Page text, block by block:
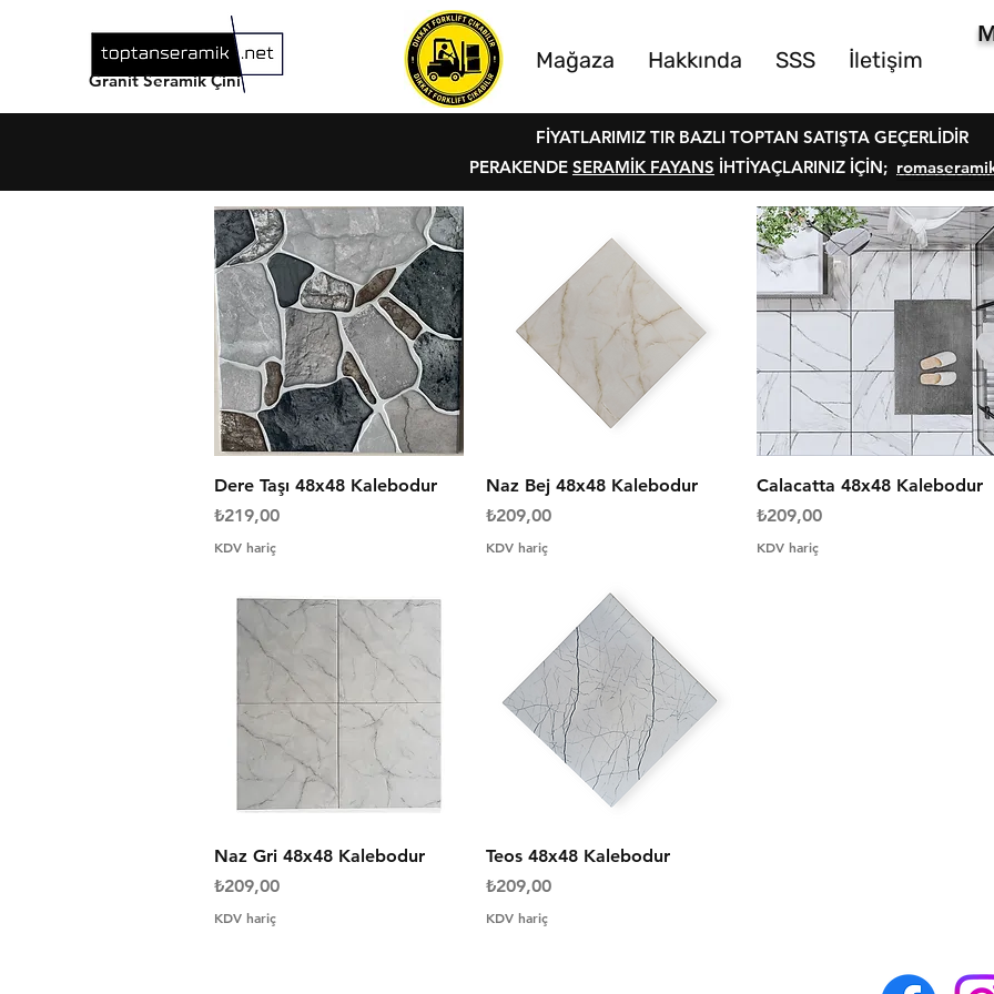
Granit Seramik Çini
Mağaza Hakkında SSS İletişim
FİYATLARIMIZ TIR BAZLI TOPTAN SATIŞTA GEÇERLİDİR
PERAKENDE SERAMİK FAYANS İHTİYAÇLARINIZ İÇİN;
Hızlı Bakış
Dere Taşı 48x48 Kalebodur
Fiyat
₺219,00
KDV hariç
Hızlı Bakış
Naz Bej 48x48 Kalebodur
Fiyat
₺209,00
KDV hariç
Hızlı Bakış
Calacatta 48x48 Kalebodur
Fiyat
₺209,00
KDV hariç
Hızlı Bakış
Naz Gri 48x48 Kalebodur
Fiyat
₺209,00
KDV hariç
Hızlı Bakış
Teos 48x48 Kalebodur
Fiyat
₺209,00
KDV hariç